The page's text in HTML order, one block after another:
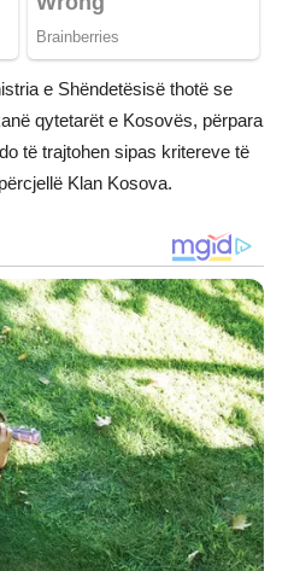
e Shëndetësisë thotë se
qytetarët e Kosovës, përpara
të trajtohen sipas kritereve të
Klan Kosova.